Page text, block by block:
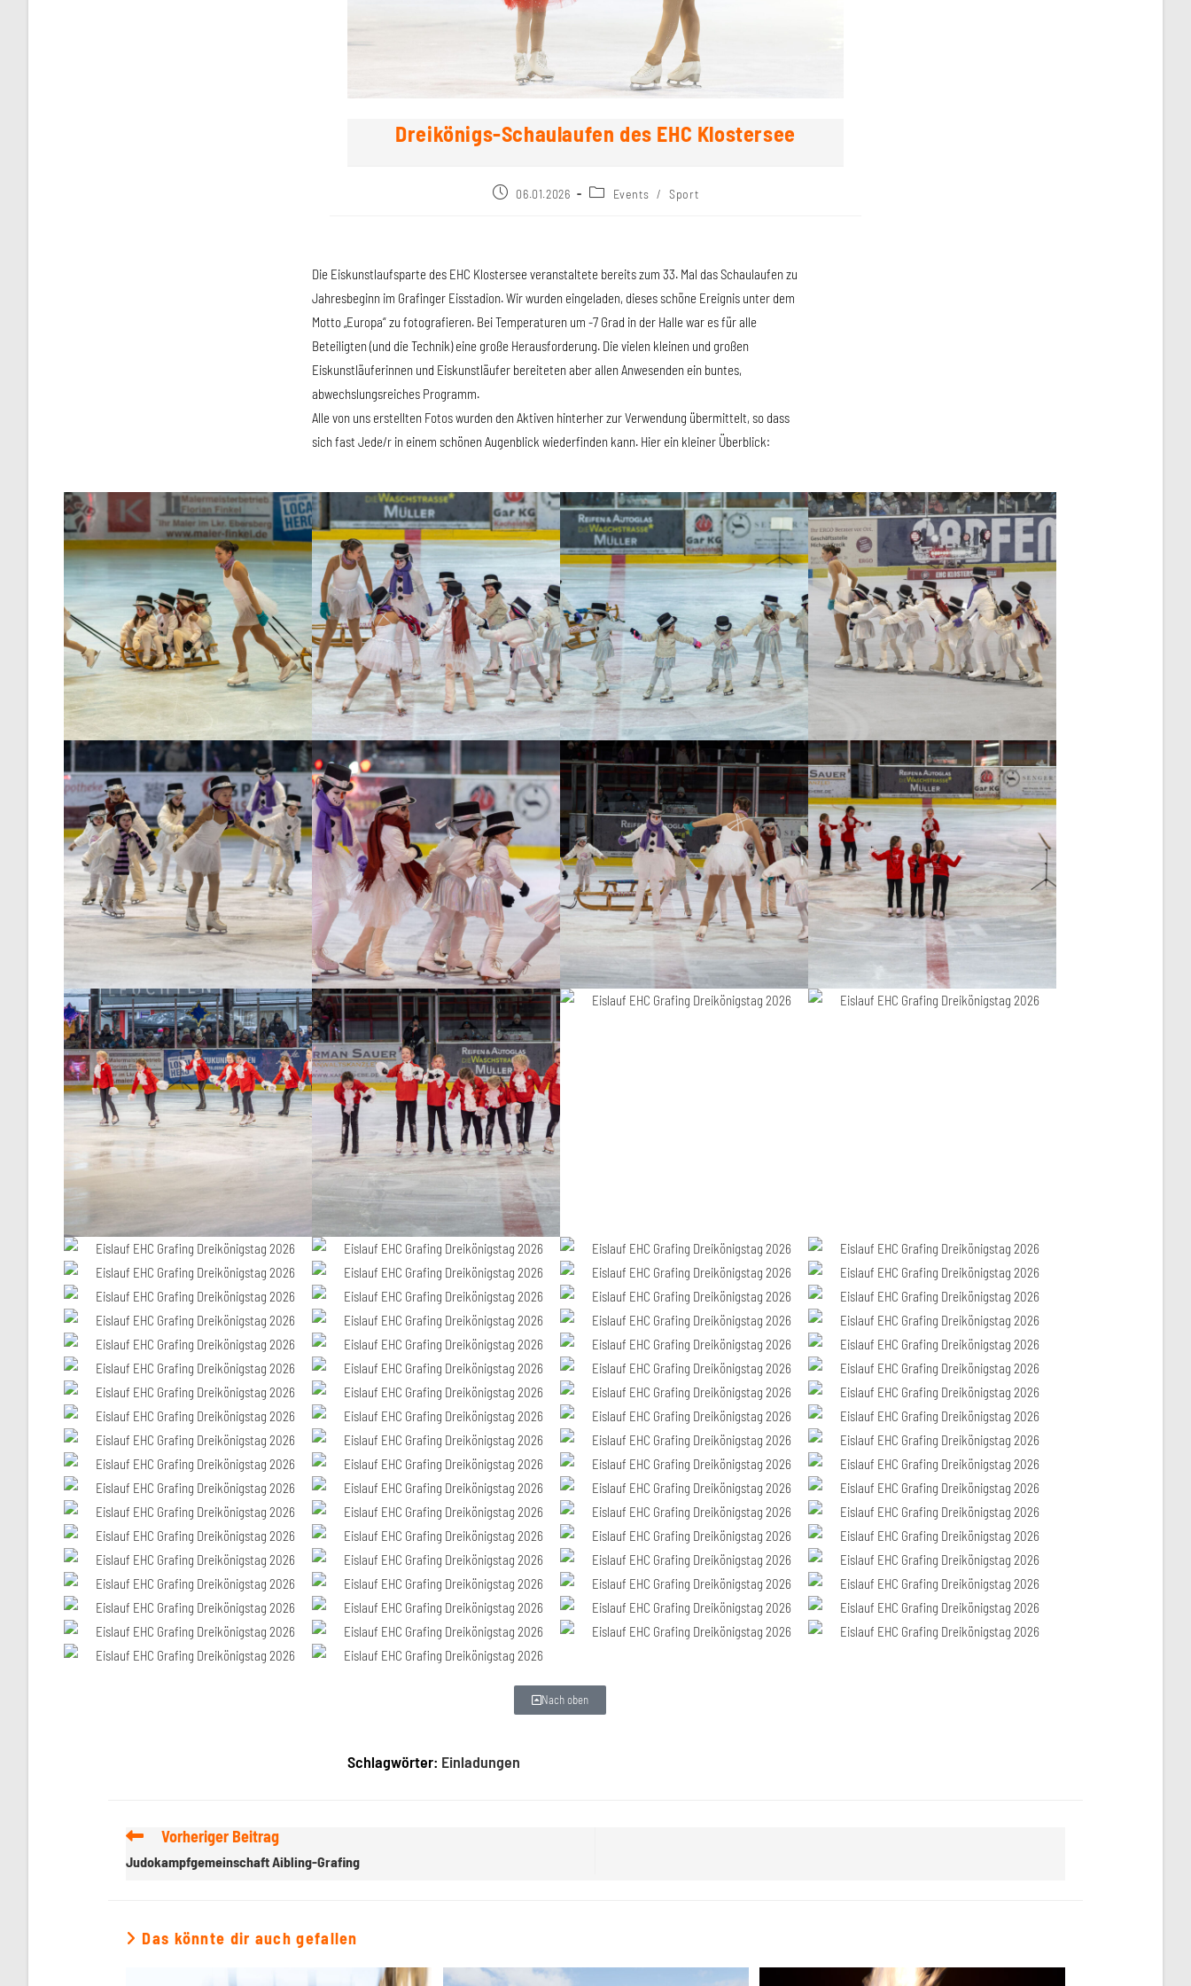
Dreikönigs-Schaulaufen des EHC Klostersee
06.01.2026 Events / Sport
Die Eiskunstlaufsparte des EHC Klostersee veranstaltete bereits zum 33. Mal das Schaulaufen zu
Jahresbeginn im Grafinger Eisstadion. Wir wurden eingeladen, dieses schöne Ereignis unter dem
Motto „Europa“ zu fotografieren. Bei Temperaturen um -7 Grad in der Halle war es für alle
Beteiligten (und die Technik) eine große Herausforderung. Die vielen kleinen und großen
Eiskunstläuferinnen und Eiskunstläufer bereiteten aber allen Anwesenden ein buntes,
abwechslungsreiches Programm.
Alle von uns erstellten Fotos wurden den Aktiven hinterher zur Verwendung übermittelt, so dass
sich fast Jede/r in einem schönen Augenblick wiederfinden kann. Hier ein kleiner Überblick:
Nach oben
Schlagwörter: Einladungen
Vorheriger Beitrag
Judokampfgemeinschaft Aibling-Grafing
Das könnte dir auch gefallen